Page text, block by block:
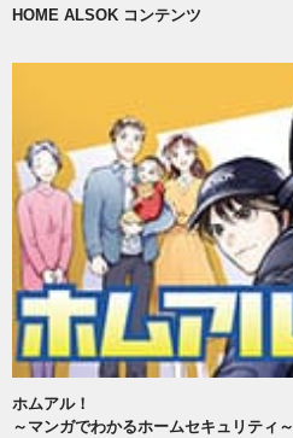
HOME ALSOK コンテンツ
ホムアル！
～マンガでわかるホームセキュリティ～